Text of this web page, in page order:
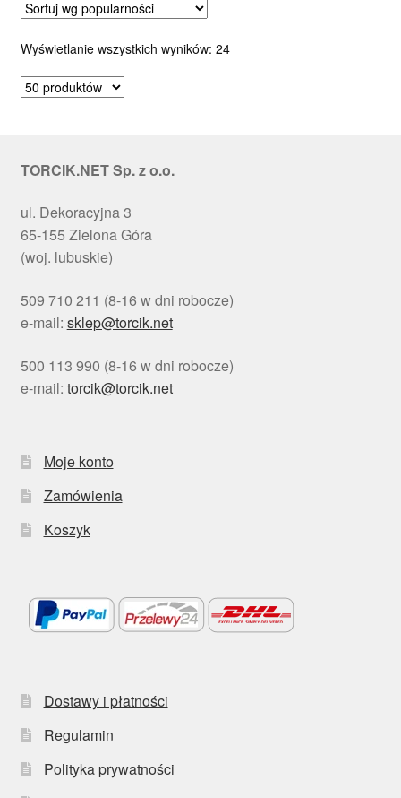
Wyświetlanie wszystkich wyników: 24Posortowane
TORCIK.NET Sp. z o.o.
ul. Dekoracyjna 3
65-155 Zielona Góra
(woj. lubuskie)
509 710 211 (8-16 w dni robocze)
e-mail: sklep@torcik.net
500 113 990 (8-16 w dni robocze)
e-mail: torcik@torcik.net
Moje konto
Zamówienia
Koszyk
Dostawy i płatności
Regulamin
Polityka prywatności